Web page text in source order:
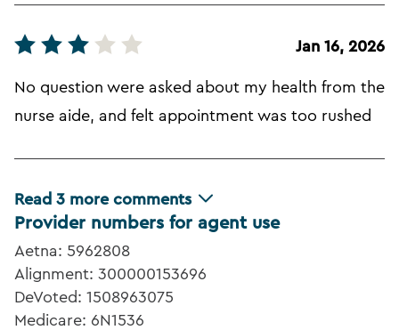
Jan 16, 2026
No question were asked about my health from the
nurse aide, and felt appointment was too rushed
Read 3 more comments
Provider numbers for agent use
Aetna: 5962808
Alignment: 300000153696
DeVoted: 1508963075
Medicare: 6N1536